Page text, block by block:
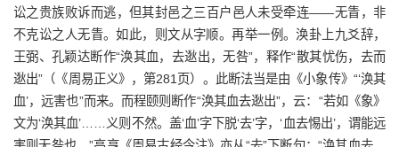
讼之贵族败诉而逃，但其封邑之三百户邑人未受牵连——无眚，非
不克讼之人无眚。如此，则文从字顺。再举一例。涣卦上九爻辞，
王弼、孔颖达断作“涣其血，去逖出，无咎”，释作“散其忧伤，去而
逖出”（《周易正义》，第281页）。此断法当是由《小象传》“‘涣其
血’，远害也”而来。而程颐则断作“涣其血去逖出”，云：“若如《象》
文为‘涣其血’……义则不然。盖‘血’字下脱‘去’字，‘血去惕出’，谓能远